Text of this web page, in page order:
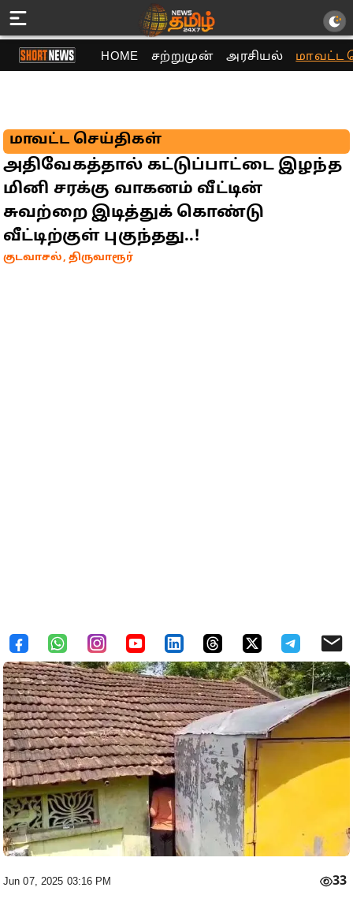
HOME சற்றுமுன் அரசியல் மாவட்ட
மாவட்ட செய்திகள்
அதிவேகத்தால் கட்டுப்பாட்டை இழந்த
மினி சரக்கு வாகனம் வீட்டின்
சுவற்றை இடித்துக் கொண்டு
வீட்டிற்குள் புகுந்தது..!
குடவாசல், திருவாரூர்
Jun 07, 2025 03:16 PM 33